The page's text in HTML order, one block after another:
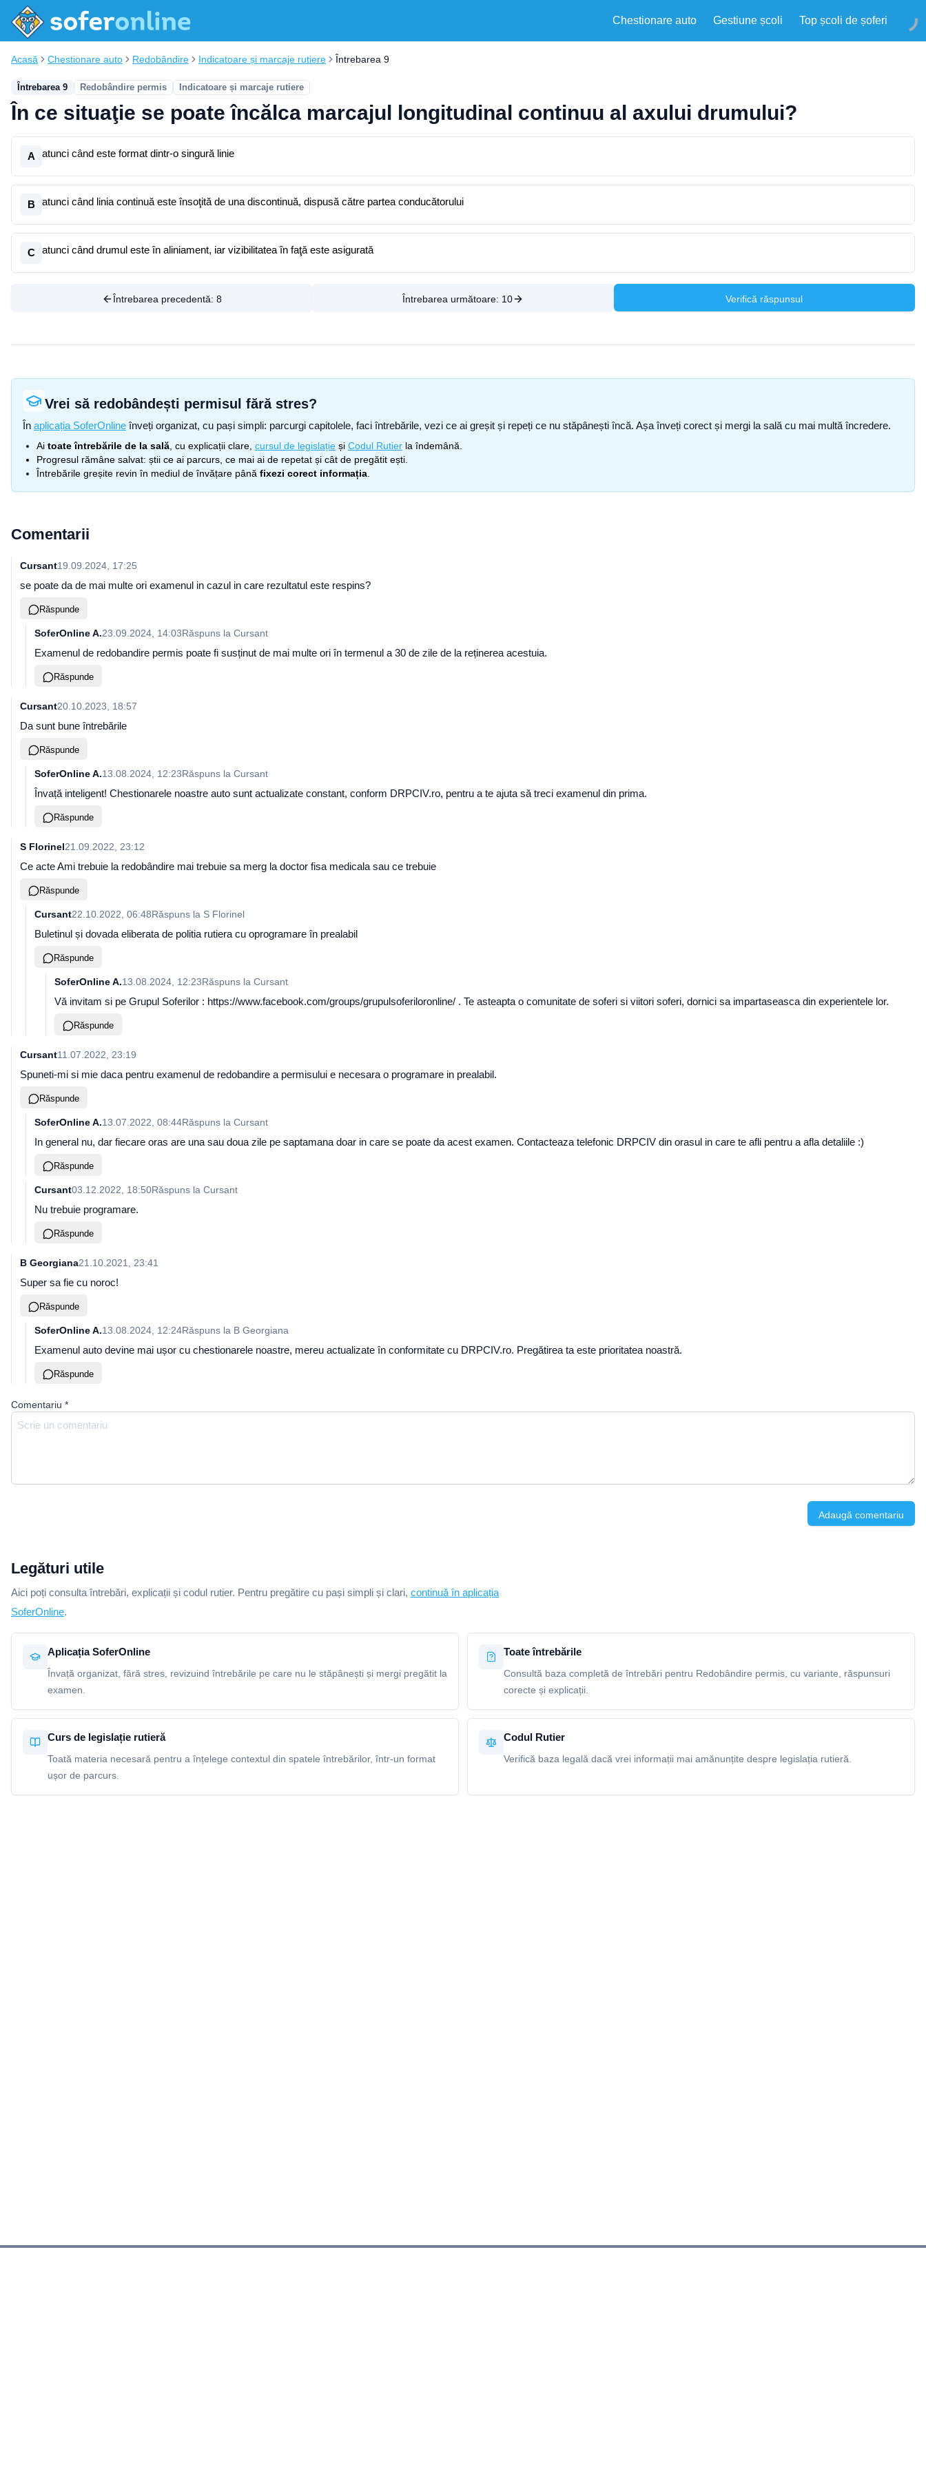
Chestionare auto Gestiune școli Top școli de șoferi
Acasă Chestionare auto Redobândire Indicatoare și marcaje rutiere Întrebarea 9
Întrebarea 9 Redobândire permis Indicatoare și marcaje rutiere
În ce situaţie se poate încălca marcajul longitudinal continuu al axului drumului?
A atunci când este format dintr-o singură linie
B atunci când linia continuă este însoţită de una discontinuă, dispusă către partea conducătorului
C atunci când drumul este în aliniament, iar vizibilitatea în faţă este asigurată
Întrebarea precedentă: 8 Întrebarea următoare: 10 Verifică răspunsul
Vrei să redobândești permisul fără stres?
În aplicația SoferOnline înveți organizat, cu pași simpli: parcurgi capitolele, faci întrebările, vezi ce ai greșit și repeți ce nu stăpânești încă. Așa înveți corect și mergi la sală cu mai multă încredere.
Ai toate întrebările de la sală , cu explicații clare, cursul de legislație și Codul Rutier la îndemână.
Progresul rămâne salvat: știi ce ai parcurs, ce mai ai de repetat și cât de pregătit ești.
Întrebările greșite revin în mediul de învățare până fixezi corect informația
Comentarii
Cursant19.09.2024, 17:25
se poate da de mai multe ori examenul in cazul in care rezultatul este respins?
Răspunde
SoferOnline A.23.09.2024, 14:03Răspuns la Cursant
Examenul de redobandire permis poate fi susținut de mai multe ori în termenul a 30 de zile de la reținerea acestuia.
Răspunde
Cursant20.10.2023, 18:57
Da sunt bune întrebările
Răspunde
SoferOnline A.13.08.2024, 12:23Răspuns la Cursant
Învață inteligent! Chestionarele noastre auto sunt actualizate constant, conform DRPCIV.ro, pentru a te ajuta să treci examenul din prima.
Răspunde
S Florinel21.09.2022, 23:12
Ce acte Ami trebuie la redobândire mai trebuie sa merg la doctor fisa medicala sau ce trebuie
Răspunde
Cursant22.10.2022, 06:48Răspuns la S Florinel
Buletinul și dovada eliberata de politia rutiera cu oprogramare în prealabil
Răspunde
SoferOnline A.13.08.2024, 12:23Răspuns la Cursant
Vă invitam si pe Grupul Soferilor : https://www.facebook.com/groups/grupulsoferiloronline/ . Te asteapta o comunitate de soferi si viitori soferi, dornici sa impartaseasca din experientele lor.
Răspunde
Cursant11.07.2022, 23:19
Spuneti-mi si mie daca pentru examenul de redobandire a permisului e necesara o programare in prealabil.
Răspunde
SoferOnline A.13.07.2022, 08:44Răspuns la Cursant
In general nu, dar fiecare oras are una sau doua zile pe saptamana doar in care se poate da acest examen. Contacteaza telefonic DRPCIV din orasul in care te afli pentru a afla detaliile :)
Răspunde
Cursant03.12.2022, 18:50Răspuns la Cursant
Nu trebuie programare.
Răspunde
B Georgiana21.10.2021, 23:41
Super sa fie cu noroc!
Răspunde
SoferOnline A.13.08.2024, 12:24Răspuns la B Georgiana
Examenul auto devine mai ușor cu chestionarele noastre, mereu actualizate în conformitate cu DRPCIV.ro. Pregătirea ta este prioritatea noastră.
Răspunde
Comentariu *
Adaugă comentariu
Legături utile
Aici poți consulta întrebări, explicații și codul rutier. Pentru pregătire cu pași simpli și clari, continuă în aplicația
SoferOnline.
Aplicația SoferOnline
Învață organizat, fără stres, revizuind întrebările pe care nu le stăpânești și mergi pregătit la
examen.
Toate întrebările
Consultă baza completă de întrebări pentru Redobândire permis, cu variante, răspunsuri
corecte și explicații.
Curs de legislație rutieră
Toată materia necesară pentru a înțelege contextul din spatele întrebărilor, într-un format
ușor de parcurs.
Codul Rutier
Verifică baza legală dacă vrei informații mai amănunțite despre legislația rutieră.